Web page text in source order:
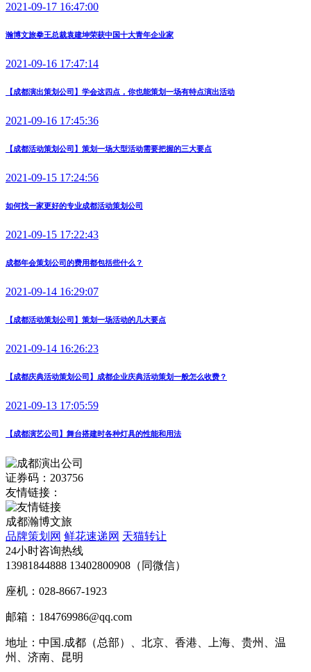
2021-09-17 16:47:00
瀚博文旅拳王总裁袁建坤荣获中国十大青年企业家
2021-09-16 17:47:14
【成都演出策划公司】学会这四点，你也能策划一场有特点演出活动
2021-09-16 17:45:36
【成都活动策划公司】策划一场大型活动需要把握的三大要点
2021-09-15 17:24:56
如何找一家更好的专业成都活动策划公司
2021-09-15 17:22:43
成都年会策划公司的费用都包括些什么？
2021-09-14 16:29:07
【成都活动策划公司】策划一场活动的几大要点
2021-09-14 16:26:23
【成都庆典活动策划公司】成都企业庆典活动策划一般怎么收费？
2021-09-13 17:05:59
【成都演艺公司】舞台搭建时各种灯具的性能和用法
证券码：203756
友情链接：
成都瀚博文旅
品牌策划网 鲜花速递网 天猫转让
24小时咨询热线
13981844888 13402800908（同微信）
座机：028-8667-1923
邮箱：184769986@qq.com
地址：中国.成都（总部）、北京、香港、上海、贵州、温
州、济南、昆明